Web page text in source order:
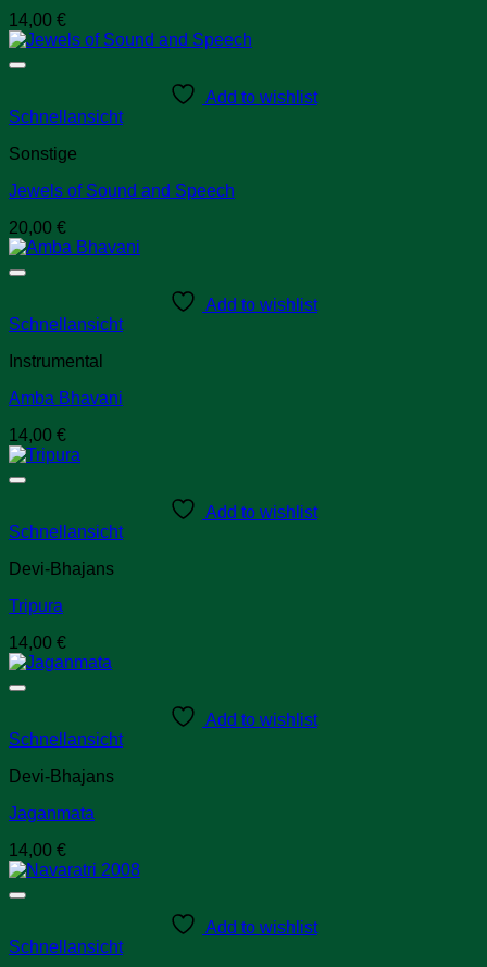
14,00 €
Add to wishlist
Schnellansicht
Sonstige
Jewels of Sound and Speech
20,00 €
Add to wishlist
Schnellansicht
Instrumental
Amba Bhavani
14,00 €
Add to wishlist
Schnellansicht
Devi-Bhajans
Tripura
14,00 €
Add to wishlist
Schnellansicht
Devi-Bhajans
Jaganmata
14,00 €
Add to wishlist
Schnellansicht